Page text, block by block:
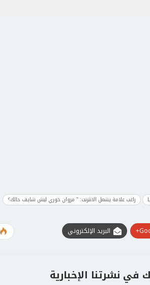
راغب علامة يشعل الانترنت: " مروان خوري ليش شايف حالك؟
البريد الإلكتروني
في نشرتنا الإخبارية